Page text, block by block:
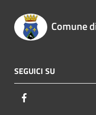
Comune
SEGUICI SU